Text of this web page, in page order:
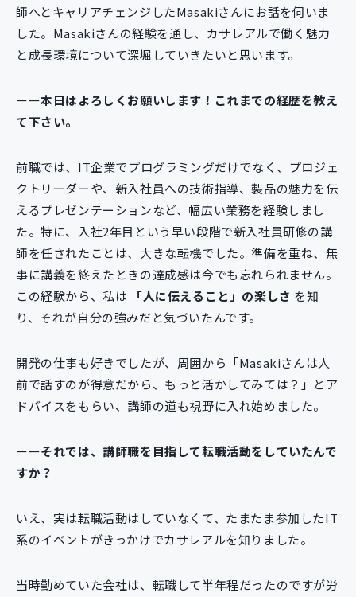
師へとキャリアチェンジしたMasakiさんにお話を伺いま
した。Masakiさんの経験を通し、カサレアルで働く魅力
と成長環境について深堀していきたいと思います。
ーー本日はよろしくお願いします！これまでの経歴を教え
て下さい。
前職では、IT企業でプログラミングだけでなく、プロジェ
クトリーダーや、新入社員への技術指導、製品の魅力を伝
えるプレゼンテーションなど、幅広い業務を経験しまし
た。特に、入社2年目という早い段階で新入社員研修の講
師を任されたことは、大きな転機でした。準備を重ね、無
事に講義を終えたときの達成感は今でも忘れられません。
この経験から、私は
「人に伝えること」の楽しさ を知
り、それが自分の強みだと気づいたんです。
開発の仕事も好きでしたが、周囲から「Masakiさんは人
前で話すのが得意だから、もっと活かしてみては？」とア
ドバイスをもらい、講師の道も視野に入れ始めました。
ーーそれでは、講師職を目指して転職活動をしていたんで
すか？
いえ、実は転職活動はしていなくて、たまたま参加したIT
系のイベントがきっかけでカサレアルを知りました。
当時勤めていた会社は、転職して半年程だったのですが労